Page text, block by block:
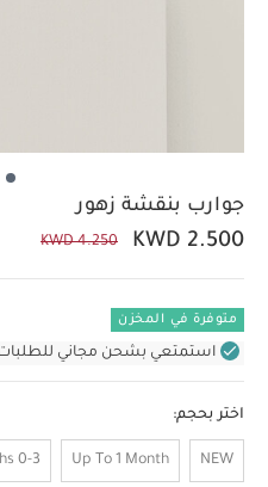
جوارب بنقشة زهور
KWD 2.500
KWD 4.250
متوفرة في المخزن
استمتعي بشحن مجاني للطلبات غير
اختر بحجم:
NEW
Up To 1 Month
0-3 Months